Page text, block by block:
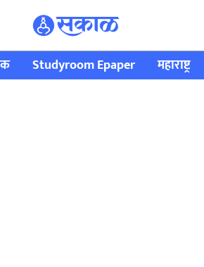
Studyroom Epaper महाराष्ट्र